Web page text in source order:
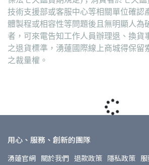
技術支援部或客服中心等相關單位確認
體製程或相容性等問題後且無明顯人為
者，可來電告知工作人員辦理退、換貨
之退貨標準，湧蓮國際線上商城得保留
之裁量權。
用心、服務、創新的團隊
湧蓮官網 關於我們 退款政策 隱私政策